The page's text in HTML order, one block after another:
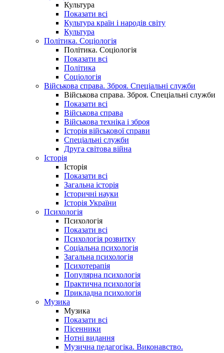
Культура
Показати всі
Культура країн і народів світу
Культура
Політика. Соціологія
Політика. Соціологія
Показати всі
Політика
Соціологія
Військова справа. Зброя. Спеціальні служби
Військова справа. Зброя. Спеціальні служби
Показати всі
Військова справа
Військова техніка і зброя
Історія військової справи
Спеціальні служби
Друга світова війна
Історія
Історія
Показати всі
Загальна історія
Історичні науки
Історія України
Психологія
Психологія
Показати всі
Психологія розвитку
Соціальна психологія
Загальна психологія
Психотерапія
Популярна психологія
Практична психологія
Прикладна психологія
Музика
Музика
Показати всі
Пісенники
Нотні видання
Музична педагогіка. Виконавство.